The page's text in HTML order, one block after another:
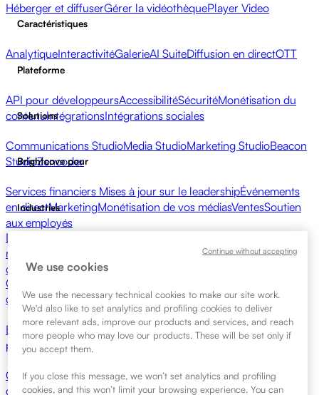
Héberger et diffuserGérer la vidéothèquePlayer Video
Caractéristiques
AnalytiqueInteractivitéGalerieAI SuiteDiffusion en directOTT
Plateforme
API pour développeursAccessibilitéSécuritéMonétisation du
contenuIntégrationsIntégrations sociales
Solutions
Communications StudioMedia StudioMarketing StudioBeacon
StudioZencoder
Brightcove pour
Services financiers Mises à jour sur le leadershipÉvénements
en directMarketingMonétisation de vos médiasVentesSoutien
aux employés
Industries
Diffuseurs
médiatique
Commerce de
détailEntreprises technologiques
Centre de ressources
d'intégrations Calculateur CAE
Apprentissage
Brightcove AcademyBrightcove CommunityDocumentation
produitRessources pour les développeurs
Commencer
Contacter les ventesDemander une
démonstrationLoginPourquoi Brightcove
Mises à jour
We use cookies
We use the necessary technical cookies to make our site work.
We'd also like to set analytics and profiling cookies to deliver
more relevant ads, improve our products and services, and reach
more people who may love our products. These will be set only if
you accept them.
If you close this message, we won’t set analytics and profiling
cookies, and this won’t limit your browsing experience. You can
Continue without accepting